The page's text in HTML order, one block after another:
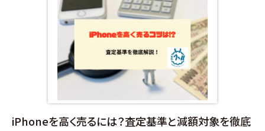
iPhoneを高く売るには？査定基準と減額対象を徹底